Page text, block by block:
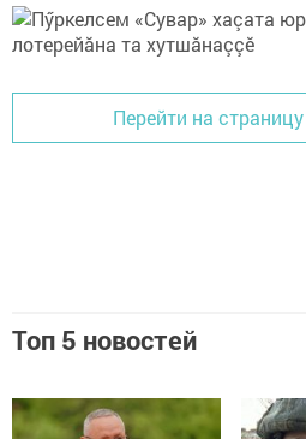
Перейти на
Топ 5 новостей